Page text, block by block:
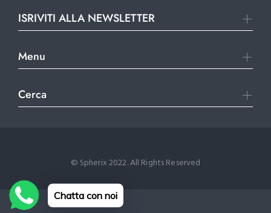
ISRIVITI ALLA NEWSLETTER
Menu
Cerca
© Spherix 2022. All Rights Reserved
Chatta con noi